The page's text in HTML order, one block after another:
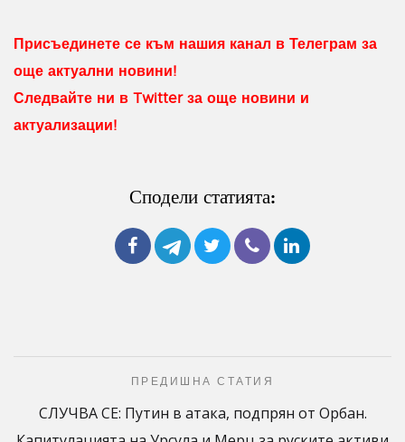
Присъединете се към нашия канал в Телеграм за
още актуални новини!
Следвайте ни в Twitter за още новини и
актуализации!
Сподели статията:
ПРЕДИШНА СТАТИЯ
СЛУЧВА СЕ: Путин в атака, подпрян от Орбан.